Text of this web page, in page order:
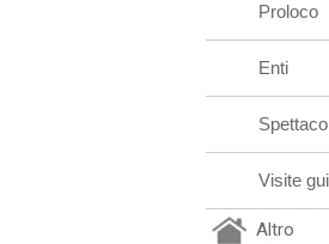
Proloco
Enti
Visite
Altro